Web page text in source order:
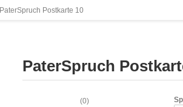
PaterSpruch Postkarte 10
PaterSpruch
(0)